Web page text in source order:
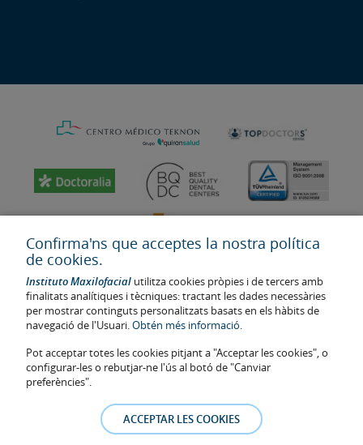
Última actualització: 2023
Num. d'autorització de centre sanitari: E08646940
La informació present a la web no reemplaça sinó complementa la
relació metge-pacient. En cas de dubte, consulti amb el metge de
referència. Les fotos i els testimonis dels pacients identificables que
apareixen a la web estan publicades amb el seu consentiment i es
Confirma'ns que acceptes la nostra política
de cookies.
Instituto Maxilofacial utilitza cookies pròpies i de tercers amb
finalitats analítiques i tècniques: tractant les dades necessàries
per mostrar continguts personalitzats basats en els hàbits de
navegació de l'Usuari.Obtén més informació.
Pot acceptar totes les cookies pitjant a "Acceptar les cookies", o
configurar-les o rebutjar-ne l'ús al botó de "Canviar
preferències".
ACCEPTAR LES COOKIES